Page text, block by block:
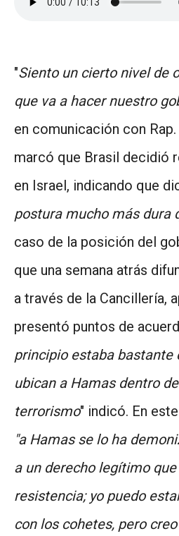
"Siento un cierto nivel de
que va a hacer nuestro
en comunicación con
marcó que Brasil decidió
en Israel, indicando que
postura mucho más dura
caso de la posición del
que una semana atrás
a través de la Cancillería,
presentó puntos de
principio estaba bastante
ubican a Hamas dentro
terrorismo" indicó. En
"a Hamas se lo ha
a un derecho legítimo
resistencia; yo puedo
con los cohetes, pero